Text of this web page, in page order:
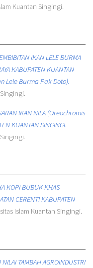
Kuantan Singingi.
IKAN LELE BURMA
KABUPATEN KUANTAN
Lele Burma Pak Doto).
IKAN NILA (Oreochromis
KUANTAN SINGINGI.
KOPI BUBUK KHAS
CERENTI KABUPATEN
Islam Kuantan Singingi.
TAMBAH AGROINDUSTRI